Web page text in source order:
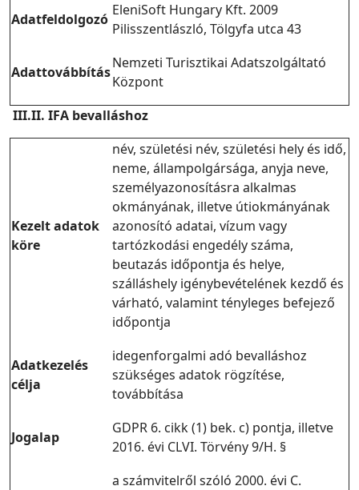
Adatfeldolgozó
EleniSoft Hungary Kft. 2009
Pilisszentlászló, Tölgyfa utca 43
Adattovábbítás
Nemzeti Turisztikai Adatszolgáltató
Központ
III.II. IFA bevalláshoz
Kezelt adatok
köre
név, születési név, születési hely és idő,
neme, állampolgársága, anyja neve,
személyazonosításra alkalmas
okmányának, illetve útiokmányának
azonosító adatai, vízum vagy
tartózkodási engedély száma,
beutazás időpontja és helye,
szálláshely igénybevételének kezdő és
várható, valamint tényleges befejező
időpontja
Adatkezelés
célja
idegenforgalmi adó bevalláshoz
szükséges adatok rögzítése,
továbbítása
Jogalap
GDPR 6. cikk (1) bek. c) pontja, illetve
2016. évi CLVI. Törvény 9/H. §
a számvitelről szóló 2000. évi C.